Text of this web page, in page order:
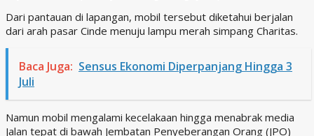
Dari pantauan di lapangan, mobil tersebut diketahui berjalan
dari arah pasar Cinde menuju lampu merah simpang Charitas.
Baca Juga: Sensus Ekonomi Diperpanjang Hingga 3
Juli
Namun mobil mengalami kecelakaan hingga menabrak media
Jalan tepat di bawah Jembatan Penyeberangan Orang (JPO)